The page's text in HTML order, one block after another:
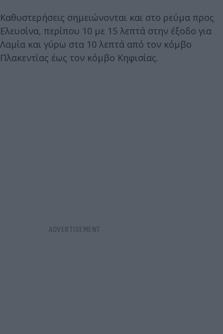
Καθυστερήσεις σημειώνονται και στο ρεύμα προς
Ελευσίνα, περίπου 10 με 15 λεπτά στην έξοδο για
Λαμία και γύρω στα 10 λεπτά από τον κόμβο
Πλακεντίας έως τον κόμβο Κηφισίας.